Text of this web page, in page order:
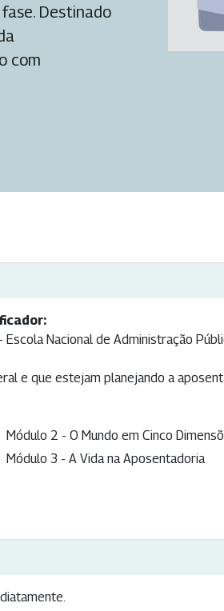
Destinado
com
Escola Nacional de Administração
e que estejam planejando a
Módulo 2 - O Mundo em Cinco
Módulo 3 - A Vida na Aposentadoria